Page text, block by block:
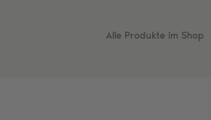
Alle Produkte im Shop